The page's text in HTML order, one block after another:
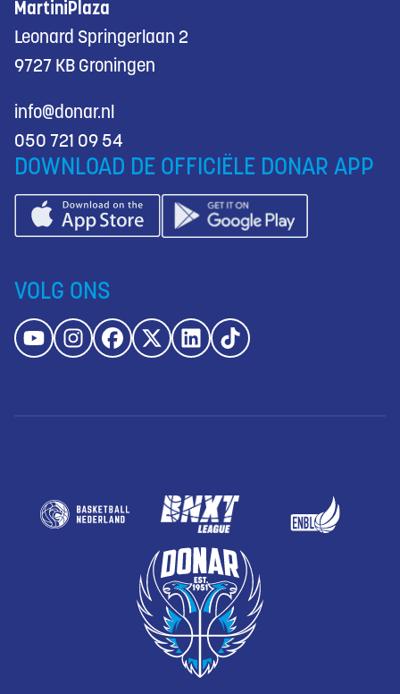
MartiniPlaza
Leonard Springerlaan 2
9727 KB Groningen
info@donar.nl
050 721 09 54
DOWNLOAD DE OFFICIËLE DONAR APP
VOLG ONS